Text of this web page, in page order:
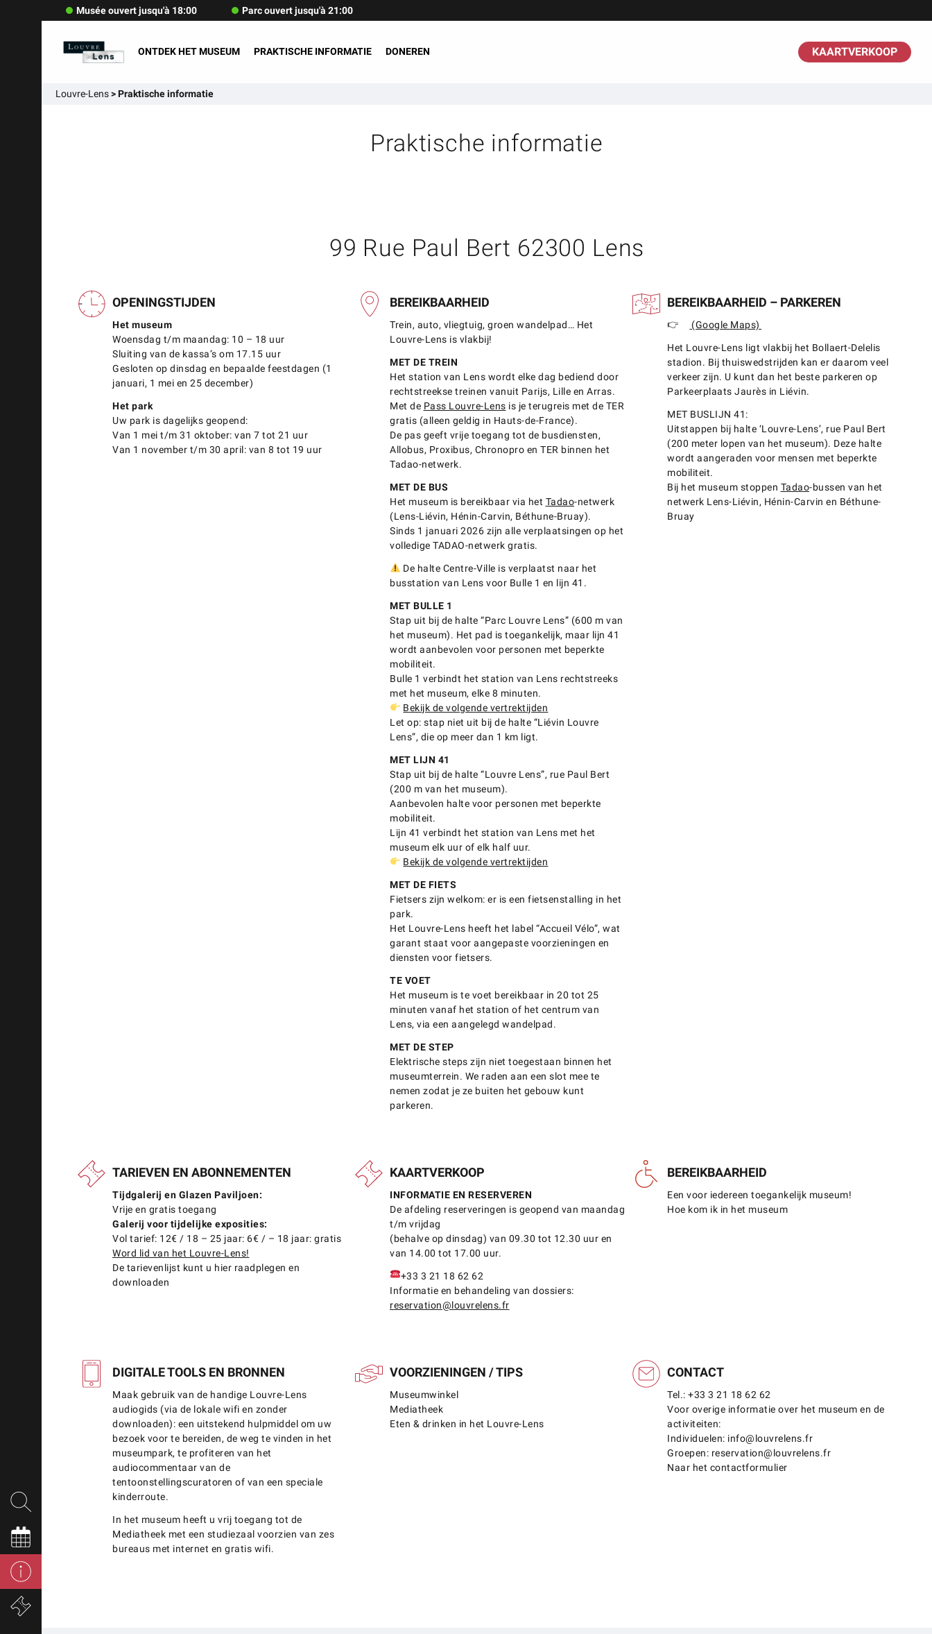
Musée ouvert jusqu'à 18:00 Parc ouvert jusqu'à 21:00
ONTDEK HET MUSEUM PRAKTISCHE INFORMATIE DONEREN KAARTVERKOOP
Louvre-Lens>Praktische informatie
Praktische informatie
99 Rue Paul Bert 62300 Lens
OPENINGSTIJDEN
Het museum
Woensdag t/m maandag: 10 – 18 uur
Sluiting van de kassa’s om 17.15 uur
Gesloten op dinsdag en bepaalde feestdagen (1
januari, 1 mei en 25 december)
Het park
Uw park is dagelijks geopend:
Van 1 mei t/m 31 oktober: van 7 tot 21 uur
Van 1 november t/m 30 april: van 8 tot 19 uur
BEREIKBAARHEID
Trein, auto, vliegtuig, groen wandelpad… Het
Louvre-Lens is vlakbij!
MET DE TREIN
Het station van Lens wordt elke dag bediend door
rechtstreekse treinen vanuit Parijs, Lille en Arras.
Met de Pass Louvre-Lens is je terugreis met de TER
gratis (alleen geldig in Hauts-de-France).
De pas geeft vrije toegang tot de busdiensten,
Allobus, Proxibus, Chronopro en TER binnen het
Tadao-netwerk.
MET DE BUS
Het museum is bereikbaar via het Tadao-netwerk
(Lens-Liévin, Hénin-Carvin, Béthune-Bruay).
Sinds 1 januari 2026 zijn alle verplaatsingen op het
volledige TADAO-netwerk gratis.
De halte Centre-Ville is verplaatst naar het
busstation van Lens voor Bulle 1 en lijn 41.
MET BULLE 1
Stap uit bij de halte “Parc Louvre Lens” (600 m van
het museum). Het pad is toegankelijk, maar lijn 41
wordt aanbevolen voor personen met beperkte
mobiliteit.
Bulle 1 verbindt het station van Lens rechtstreeks
met het museum, elke 8 minuten.
Bekijk de volgende vertrektijden
Let op: stap niet uit bij de halte “Liévin Louvre
Lens”, die op meer dan 1 km ligt.
MET LIJN 41
Stap uit bij de halte “Louvre Lens”, rue Paul Bert
(200 m van het museum).
Aanbevolen halte voor personen met beperkte
mobiliteit.
Lijn 41 verbindt het station van Lens met het
museum elk uur of elk half uur.
Bekijk de volgende vertrektijden
MET DE FIETS
Fietsers zijn welkom: er is een fietsenstalling in het
park.
Het Louvre-Lens heeft het label “Accueil Vélo”, wat
garant staat voor aangepaste voorzieningen en
diensten voor fietsers.
TE VOET
Het museum is te voet bereikbaar in 20 tot 25
minuten vanaf het station of het centrum van
Lens, via een aangelegd wandelpad.
MET DE STEP
Elektrische steps zijn niet toegestaan binnen het
museumterrein. We raden aan een slot mee te
nemen zodat je ze buiten het gebouw kunt
parkeren.
BEREIKBAARHEID – PARKEREN
(Google Maps)
Het Louvre-Lens ligt vlakbij het Bollaert-Delelis
stadion. Bij thuiswedstrijden kan er daarom veel
verkeer zijn. U kunt dan het beste parkeren op
Parkeerplaats Jaurès in Liévin.
MET BUSLIJN 41:
Uitstappen bij halte ‘Louvre-Lens’, rue Paul Bert
(200 meter lopen van het museum). Deze halte
wordt aangeraden voor mensen met beperkte
mobiliteit.
Bij het museum stoppen Tadao-bussen van het
netwerk Lens-Liévin, Hénin-Carvin en Béthune-
Bruay
TARIEVEN EN ABONNEMENTEN
Tijdgalerij en Glazen Paviljoen:
Vrije en gratis toegang
Galerij voor tijdelijke exposities:
Vol tarief: 12€ / 18 – 25 jaar: 6€ / – 18 jaar: gratis
Word lid van het Louvre-Lens!
De tarievenlijst kunt u hier raadplegen en
downloaden
KAARTVERKOOP
INFORMATIE EN RESERVEREN
De afdeling reserveringen is geopend van maandag
t/m vrijdag
(behalve op dinsdag) van 09.30 tot 12.30 uur en
van 14.00 tot 17.00 uur.
+33 3 21 18 62 62
Informatie en behandeling van dossiers:
reservation@louvrelens.fr
BEREIKBAARHEID
Een voor iedereen toegankelijk museum!
Hoe kom ik in het museum
DIGITALE TOOLS EN BRONNEN
Maak gebruik van de handige Louvre-Lens
audiogids (via de lokale wifi en zonder
downloaden): een uitstekend hulpmiddel om uw
bezoek voor te bereiden, de weg te vinden in het
museumpark, te profiteren van het
audiocommentaar van de
tentoonstellingscuratoren of van een speciale
kinderroute.
In het museum heeft u vrij toegang tot de
Mediatheek met een studiezaal voorzien van zes
bureaus met internet en gratis wifi.
VOORZIENINGEN / TIPS
Museumwinkel
Mediatheek
Eten & drinken in het Louvre-Lens
CONTACT
Tel.: +33 3 21 18 62 62
Voor overige informatie over het museum en de
activiteiten:
Individuelen: info@louvrelens.fr
Groepen: reservation@louvrelens.fr
Naar het contactformulier